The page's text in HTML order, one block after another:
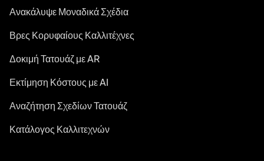
Ανακάλυψε Μοναδικά Σχέδια
Βρες Κορυφαίους Καλλιτέχνες
Δοκιμή Τατουάζ με AR
Εκτίμηση Κόστους με AI
Αναζήτηση Σχεδίων Τατουάζ
Κατάλογος Καλλιτεχνών